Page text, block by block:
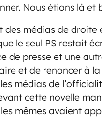
Nous étions là et
des médias de droite
le seul PS restait
de presse et une
et de renoncer à
médias de
cette novelle
mêmes avaient